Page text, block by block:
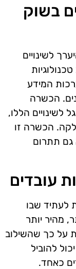
בשוק
לשינויים
המידע
הכשרה
לשינויים הללו,
הכשרה זו
גם תתרום
עובדים
לעתיד שבו
מהיר יותר
על כך שהשילוב
להוביל
כאחד.